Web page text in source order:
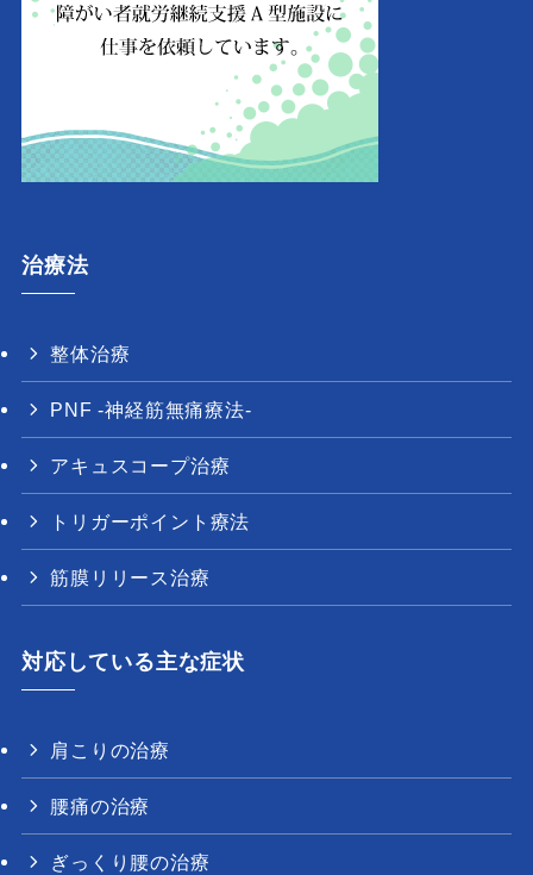
治療法
整体治療
PNF -神経筋無痛療法-
アキュスコープ治療
トリガーポイント療法
筋膜リリース治療
対応している主な症状
肩こりの治療
腰痛の治療
ぎっくり腰の治療